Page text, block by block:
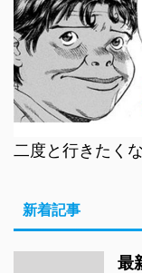
二度と行きたく
新着記事
最